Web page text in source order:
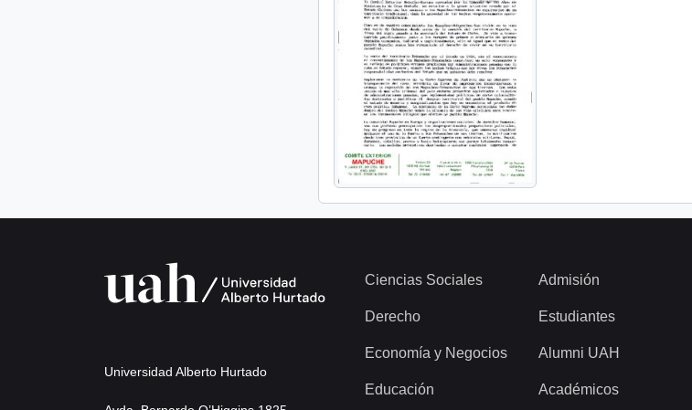
Universidad Alberto Hurtado
Ciencias Sociales
Derecho
Economía y Negocios
Educación
Admisión
Estudiantes
Alumni UAH
Académicos